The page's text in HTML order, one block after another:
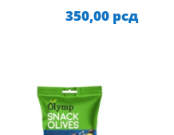
350,00 рсд